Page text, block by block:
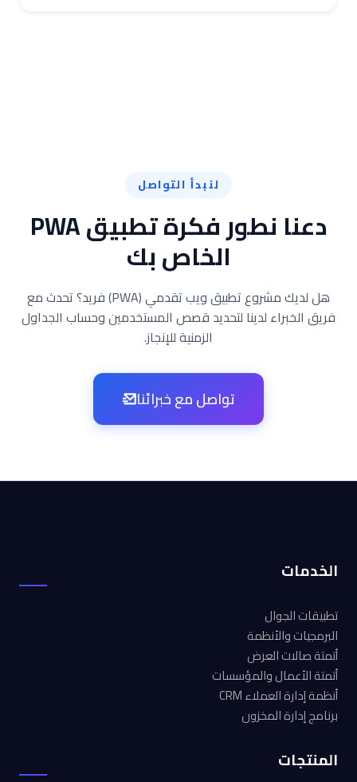
لنبدأ التواصل
دعنا نطور فكرة تطبيق PWA
الخاص بك
هل لديك مشروع تطبيق ويب تقدمي (PWA) فريد؟ تحدث مع
فريق الخبراء لدينا لتحديد قصص المستخدمين وحساب الجداول
الزمنية للإنجاز.
تواصل مع خبرائنا
الخدمات
تطبيقات الجوال
البرمجيات والأنظمة
أتمتة صالات العرض
أتمتة الأعمال والمؤسسات
أنظمة إدارة العملاء CRM
برنامج إدارة المخزون
المنتجات